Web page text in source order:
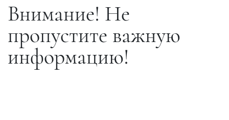
Внимание! Не
пропустите важную
информацию!